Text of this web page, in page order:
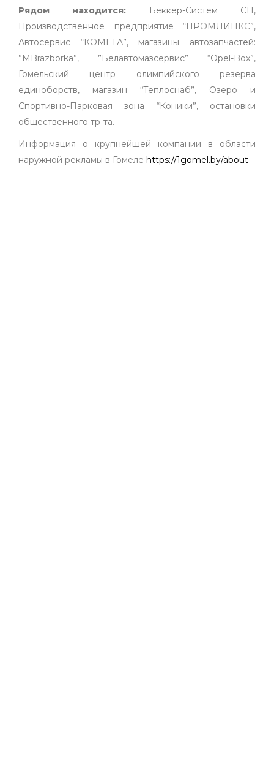
Рядом находится: Беккер-Систем СП,
Производственное предприятие “ПРОМЛИНКС”,
Автосервис “КОМЕТА”, магазины автозапчастей:
”MBrazborka”, ”Белавтомазсервис” “Opel-Box”,
Гомельский центр олимпийского резерва
единоборств, магазин “Теплоснаб”, Озеро и
Спортивно-Парковая зона “Коники”, остановки
общественного тр-та.
Информация о крупнейшей компании в области
наружной рекламы в Гомеле https://1gomel.by/about